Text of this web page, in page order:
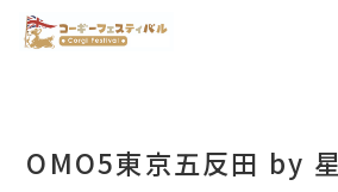
OMO5東京五反田 by